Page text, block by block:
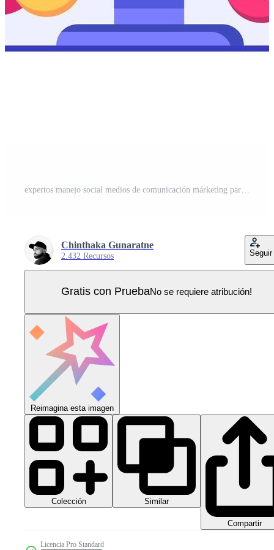
Chinthaka Gunaratne
2.432 Recursos Seguir
Gratis con PruebaNo se requiere atribución!
Reimagina esta imagen
Colección Similar
Compartir
Licencia Pro Standard